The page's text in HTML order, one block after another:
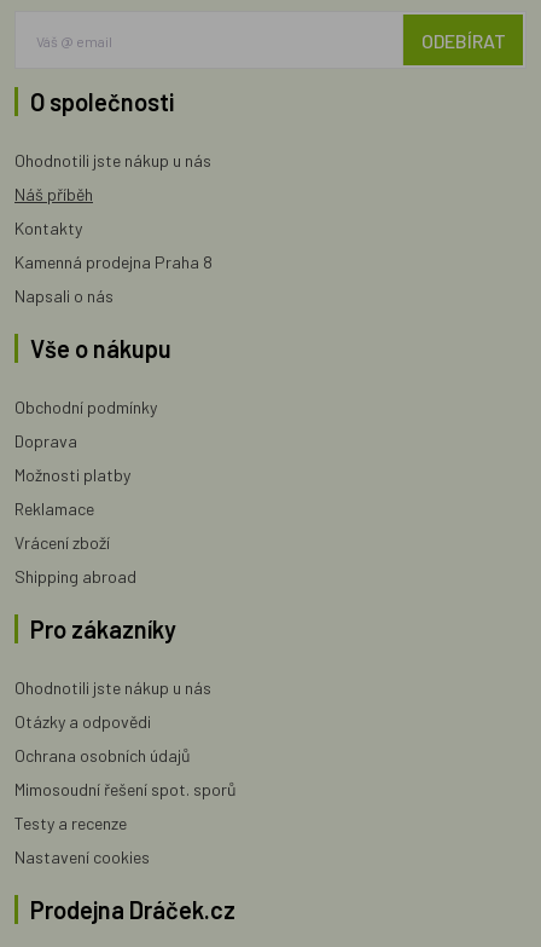
ODEBÍRAT
O společnosti
Ohodnotili jste nákup u nás
Náš příběh
Kontakty
Kamenná prodejna Praha 8
Napsali o nás
Vše o nákupu
Obchodní podmínky
Doprava
Možnosti platby
Reklamace
Vrácení zboží
Shipping abroad
Pro zákazníky
Ohodnotili jste nákup u nás
Otázky a odpovědi
Ochrana osobních údajů
Mimosoudní řešení spot. sporů
Testy a recenze
Nastavení cookies
Prodejna Dráček.cz